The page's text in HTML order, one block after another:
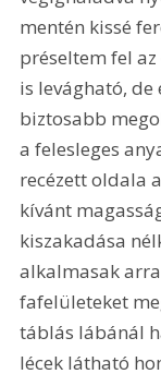
mentén kissé
préseltem fel
is levágható, de
biztosabb
a felesleges
recézett oldala
kívánt
kiszakadása
alkalmasak
fafelületeket
táblás lábánál
lécek látható